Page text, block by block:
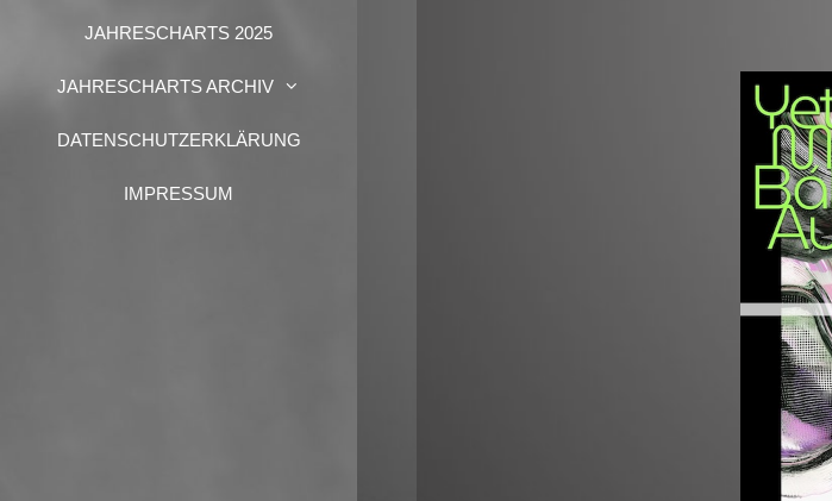
JAHRESCHARTS 2025
JAHRESCHARTS ARCHIV
DATENSCHUTZERKLÄRUNG
IMPRESSUM